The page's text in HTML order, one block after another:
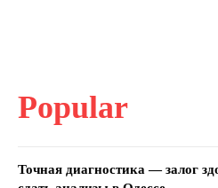
Popular
Точная диагностика — залог